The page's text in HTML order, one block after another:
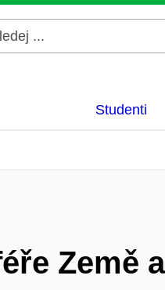
Studenti
Země a